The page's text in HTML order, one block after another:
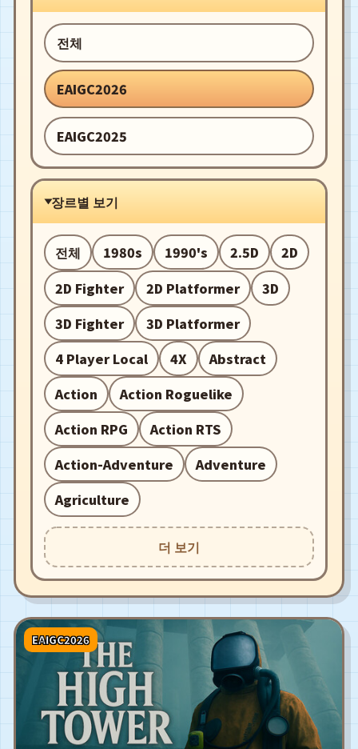
전체
EAIGC2026
EAIGC2025
장르별 보기
전체 1980s 1990's 2.5D
2D
2D Fighter
2D Platformer
3D
3D Fighter
3D Platformer
4 Player Local
4X
Abstract
Action
Action Roguelike
Action RPG
Action RTS
Action-Adventure
Adventure
Agriculture
더 보기
EAIGC2026